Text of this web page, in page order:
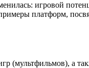
игровой
платформ,
(мультфильмов), а